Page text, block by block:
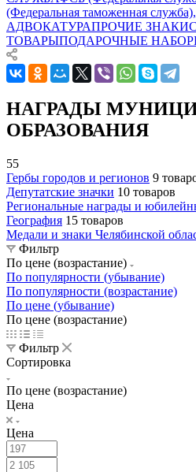
(Федеральная таможенная
АДВОКАТУРАПРОЧИЕ ЗНАКИ
ТОВАРЫПОДАРОЧНЫЕ
НАГРАДЫ
ОБРАЗОВАНИЯ
55
Гербы городов и регионов 9
Депутатские значки 10 товаров
Региональные награды и
География 15 товаров
Медали и знаки Челябинской
Фильтр
По цене (возрастание)
По популярности (убывание)
По популярности (возрастание)
По цене (убывание)
По цене (возрастание)
Фильтр
Сортировка
По цене (возрастание)
Цена
Цена